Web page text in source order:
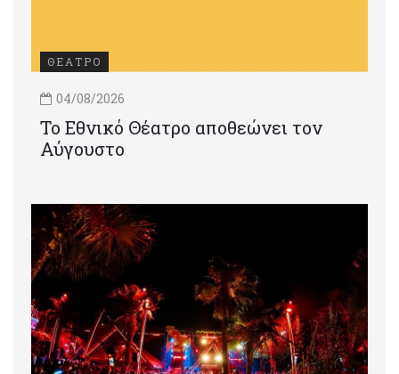
ΘΕΑΤΡΟ
04/08/2026
Το Εθνικό Θέατρο αποθεώνει τον
Αύγουστο